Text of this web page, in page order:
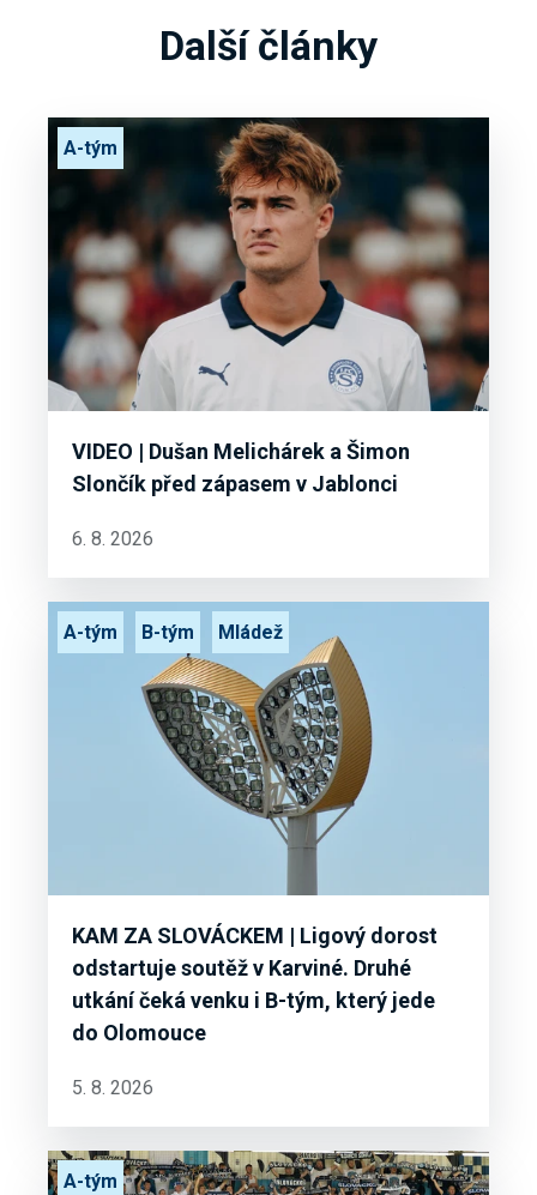
Další články
VIDEO | Dušan Melichárek a Šimon
Slončík před zápasem v Jablonci
A-tým
6. 8. 2026
KAM ZA SLOVÁCKEM | Ligový dorost
odstartuje soutěž v Karviné. Druhé
utkání čeká venku i B-tým, který jede
do Olomouce
A-tým B-tým Mládež
5. 8. 2026
A-tým